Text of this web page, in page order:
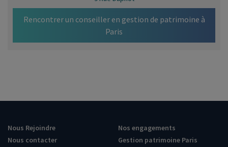
Rencontrer un conseiller en gestion de patrimoine à
Paris
Nous Rejoindre
Nous contacter
Nos engagements
Gestion patrimoine Paris